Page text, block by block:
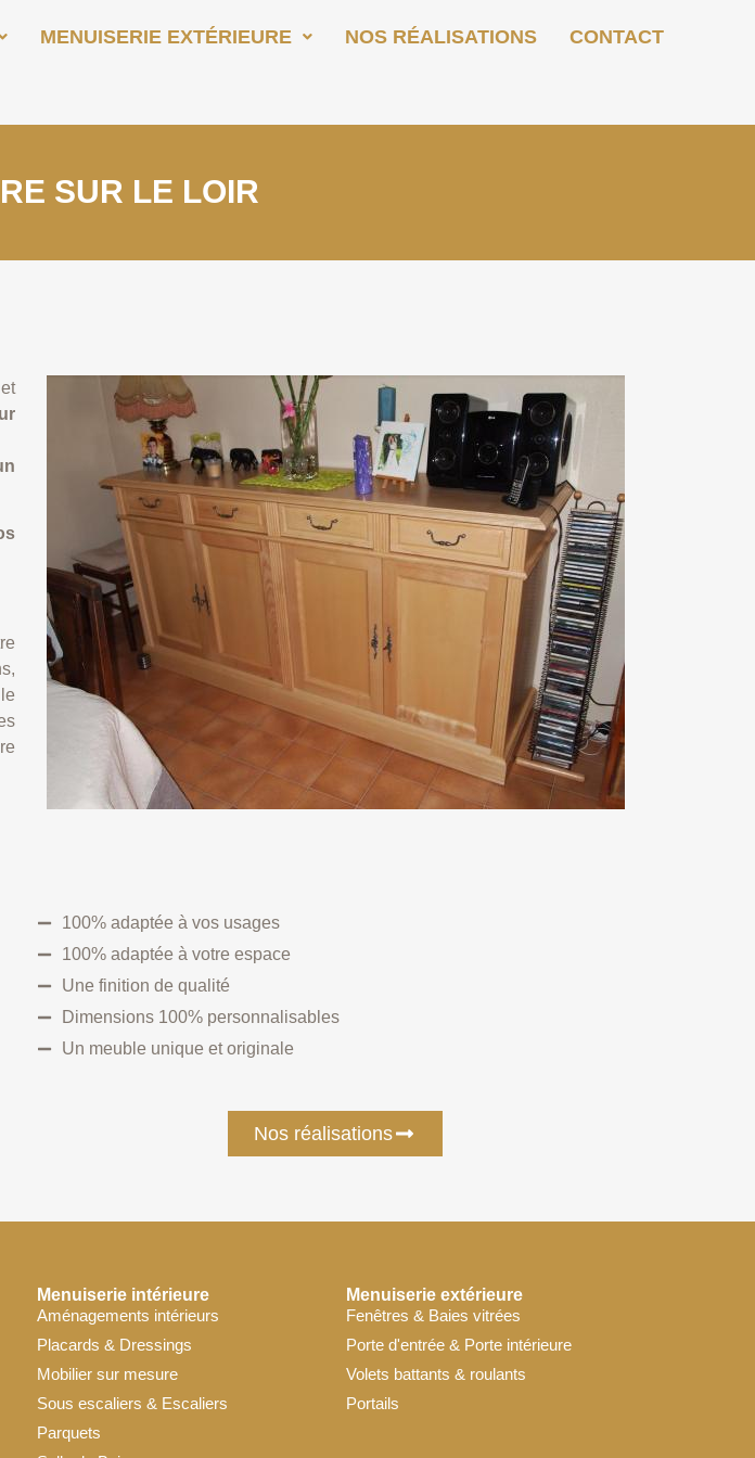
MENUISERIE EXTÉRIEURE NOS RÉALISATIONS CONTACT
SUR LE LOIR
et
100% adaptée à vos usages
100% adaptée à votre espace
Une finition de qualité
Dimensions 100% personnalisables
Un meuble unique et originale
Nos réalisations
Menuiserie intérieure
Aménagements intérieurs
Placards & Dressings
Mobilier sur mesure
Sous escaliers & Escaliers
Parquets
Menuiserie extérieure
Fenêtres & Baies vitrées
Porte d'entrée & Porte intérieure
Volets battants & roulants
Portails